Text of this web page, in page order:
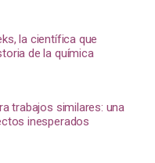
la científica que
de la química
trabajos similares: una
inesperados